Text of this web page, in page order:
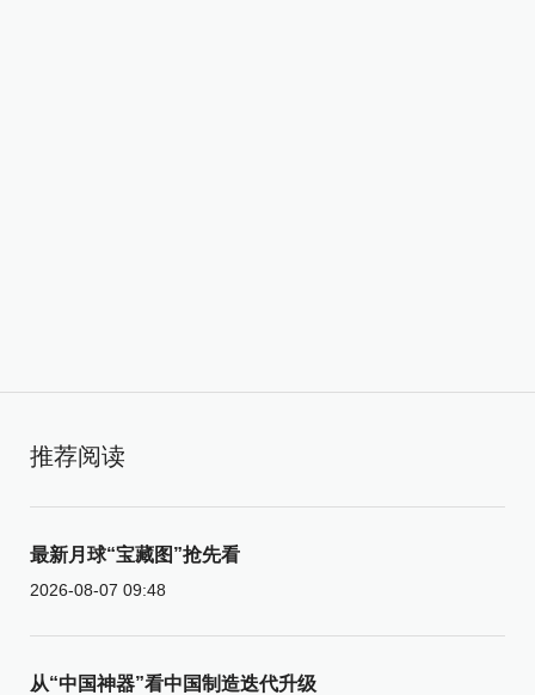
推荐阅读
最新月球“宝藏图”抢先看
2026-08-07 09:48
从“中国神器”看中国制造迭代升级